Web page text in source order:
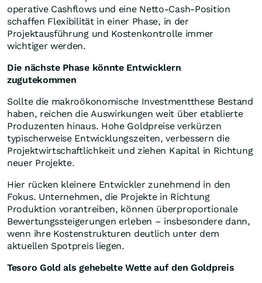
operative Cashflows und eine Netto-Cash-Position
schaffen Flexibilität in einer Phase, in der
Projektausführung und Kostenkontrolle immer
wichtiger werden.
Die nächste Phase könnte Entwicklern
zugutekommen
Sollte die makroökonomische Investmentthese Bestand
haben, reichen die Auswirkungen weit über etablierte
Produzenten hinaus. Hohe Goldpreise verkürzen
typischerweise Entwicklungszeiten, verbessern die
Projektwirtschaftlichkeit und ziehen Kapital in Richtung
neuer Projekte.
Hier rücken kleinere Entwickler zunehmend in den
Fokus. Unternehmen, die Projekte in Richtung
Produktion vorantreiben, können überproportionale
Bewertungssteigerungen erleben – insbesondere dann,
wenn ihre Kostenstrukturen deutlich unter dem
aktuellen Spotpreis liegen.
Tesoro Gold als gehebelte Wette auf den Goldpreis